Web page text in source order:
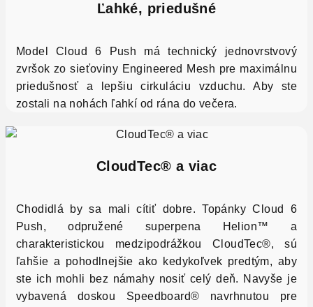
Ľahké, priedušné
Model Cloud 6 Push má technický jednovrstvový
zvršok zo sieťoviny Engineered Mesh pre maximálnu
priedušnosť a lepšiu cirkuláciu vzduchu. Aby ste
zostali na nohách ľahkí od rána do večera.
CloudTec® a viac
Chodidlá by sa mali cítiť dobre. Topánky Cloud 6
Push, odpružené superpena Helion™ a
charakteristickou medzipodrážkou CloudTec®, sú
ľahšie a pohodlnejšie ako kedykoľvek predtým, aby
ste ich mohli bez námahy nosiť celý deň. Navyše je
vybavená doskou Speedboard® navrhnutou pre